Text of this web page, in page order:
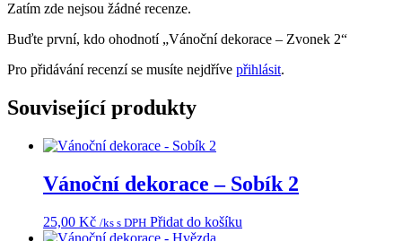
Zatím zde nejsou žádné recenze.
Buďte první, kdo ohodnotí „Vánoční dekorace – Zvonek 2“
Pro přidávání recenzí se musíte nejdříve přihlásit.
Související produkty
Vánoční dekorace – Sobík 2
25,00 Kč /ks s DPH Přidat do košíku